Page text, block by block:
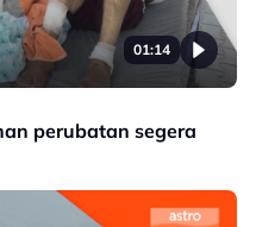
01:14
perubatan segera